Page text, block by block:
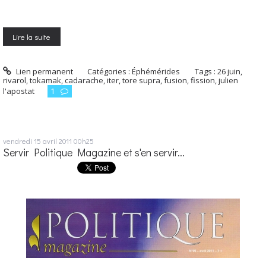
Lire la suite
Lien permanent Catégories :Éphémérides Tags :26 juin,
rivarol,tokamak,cadarache,iter,tore supra,fusion,fission,julien
l'apostat
1
vendredi 15 avril 2011 00h25
Servir Politique Magazine et s'en servir...